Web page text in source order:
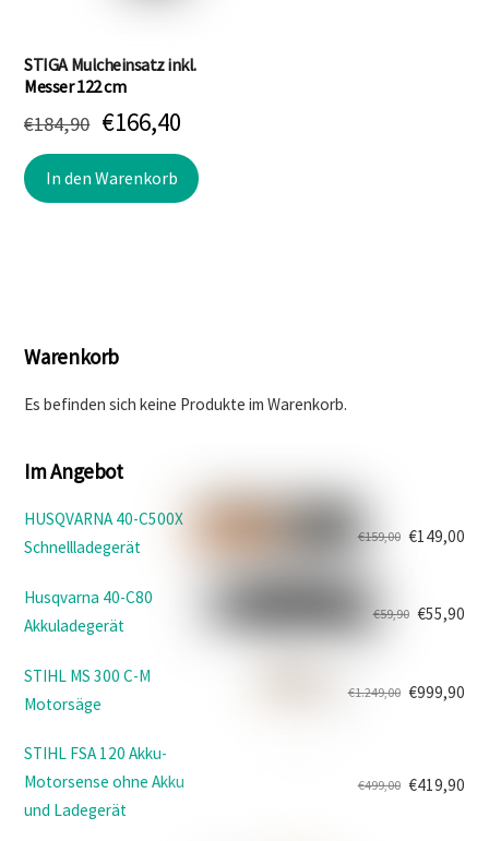
STIGA Mulcheinsatz inkl.
Messer 122 cm
€184,90 Ursprünglicher
Preis
war:
€166,40Aktueller
Preis
ist:
In den Warenkorb
Warenkorb
Es befinden sich keine Produkte im Warenkorb.
Im Angebot
HUSQVARNA 40-C500X
Schnellladegerät
€159,00
Ursprünglicher
war:
€159,00
€149,00
Aktueller
ist:
€149,00.
Husqvarna 40-C80
Akkuladegerät
€59,90
Ursprünglicher
war:
€59,90
€55,90
Aktueller
ist:
€55,90.
STIHL MS 300 C-M
Motorsäge
€1.249,00
Ursprünglicher
war:
€1.249,00
€999,90
Aktueller
ist:
€999,90.
STIHL FSA 120 Akku-
Motorsense ohne Akku
und Ladegerät
€499,00 €419,90